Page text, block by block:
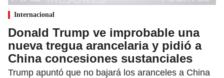
Internacional
Donald Trump ve improbable una
nueva tregua arancelaria y pidió a
China concesiones sustanciales
Trump apuntó que no bajará los aranceles a China